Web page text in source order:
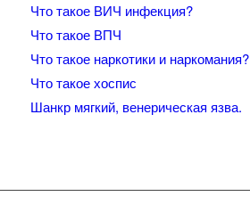
Что такое ВИЧ инфекция?
Что такое ВПЧ
Что такое наркотики и наркомания?
Что такое хоспис
Шанкр мягкий, венерическая язва.